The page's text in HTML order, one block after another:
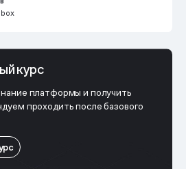
курс
платформы и получить
проходить после базового